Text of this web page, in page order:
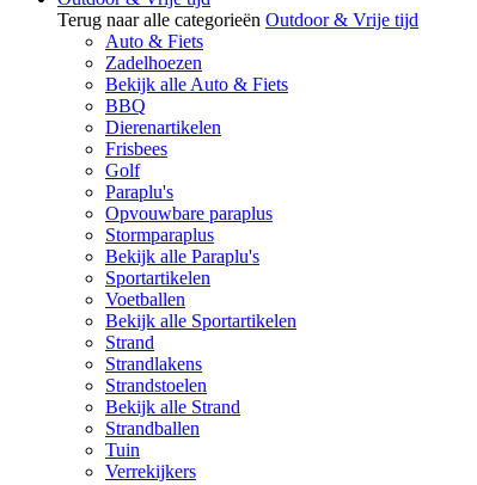
Terug naar alle categorieën Outdoor & Vrije tijd
Auto & Fiets
Zadelhoezen
Bekijk alle Auto & Fiets
BBQ
Dierenartikelen
Frisbees
Golf
Paraplu's
Opvouwbare paraplus
Stormparaplus
Bekijk alle Paraplu's
Sportartikelen
Voetballen
Bekijk alle Sportartikelen
Strand
Strandlakens
Strandstoelen
Bekijk alle Strand
Strandballen
Tuin
Verrekijkers